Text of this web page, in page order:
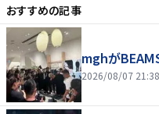
おすすめの記事
mghが
2026/08/07 21:38